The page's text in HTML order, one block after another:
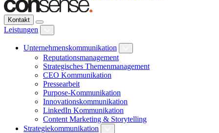
Kontakt
Leistungen
Unternehmenskommunikation
Reputationsmanagement
Strategisches Themenmanagement
CEO Kommunikation
Pressearbeit
Purpose-Kommunikation
Innovationskommunikation
LinkedIn Kommunikation
Content Marketing & Storytelling
Strategiekommunikation